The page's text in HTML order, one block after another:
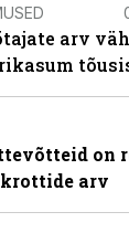
arv
on
arv